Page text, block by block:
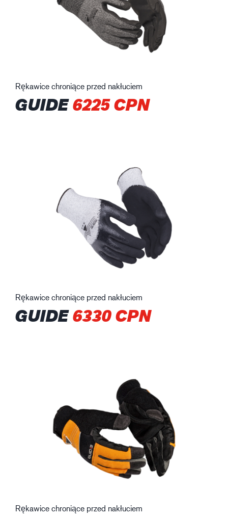
Rękawice chroniące przed nakłuciem
GUIDE6225 CPN
Rękawice chroniące przed nakłuciem
GUIDE6330 CPN
Rękawice chroniące przed nakłuciem